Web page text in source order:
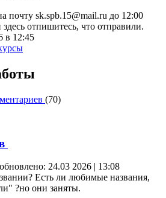
почту sk.spb.15@mail.ru до 12:00
отпишитесь, что отправили.
в 12:45
(70)
обновлено: 24.03 2026 | 13:08
Есть ли любимые названия,
?но они заняты.